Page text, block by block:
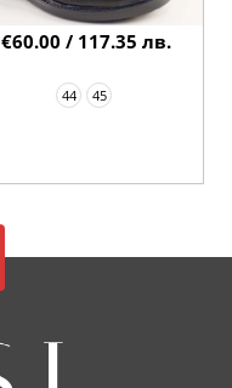
44 45
€60.00 / 117.35 лв.